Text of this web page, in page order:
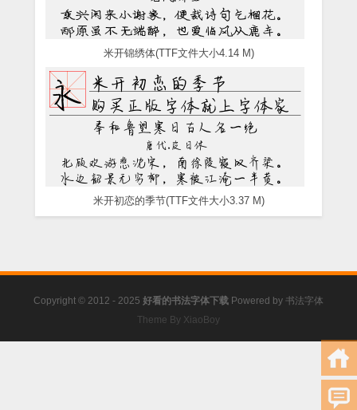
米开锦绣体(TTF文件大小4.14 M)
米开初恋的季节(TTF文件大小3.37 M)
Copyright © 2012 - 2025 好看的书法字体下载 Powered by 书法字体
Theme By XiaoBoy